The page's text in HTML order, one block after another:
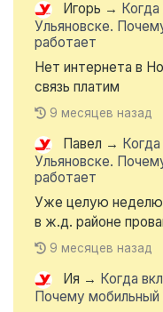
Игорь →
Ульяновске.
работает
Нет интернета в
связь платим
9 месяцев назад
Павел →
Ульяновске.
работает
Уже целую неделю
в ж.д. районе
9 месяцев назад
Ия → Когда
Почему мобильный